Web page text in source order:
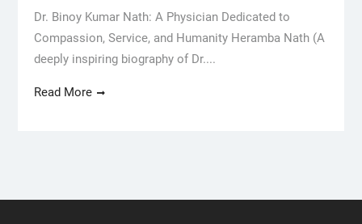
Dr. Binoy Kumar Nath: A Physician Dedicated to
Compassion, Service, and Humanity Heramba Nath (A
deeply inspiring biography of Dr....
Read More